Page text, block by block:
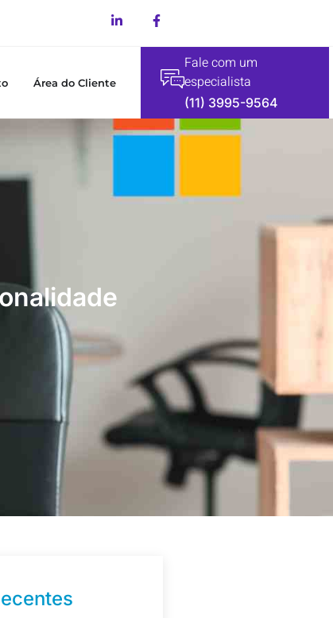
Área do Cliente
Fale com um
especialista
(11) 3995-9564